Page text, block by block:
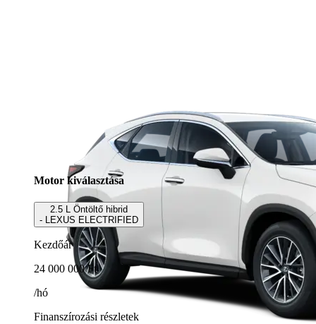
Motor kiválasztása
2.5 L Öntöltő hibrid
- LEXUS ELECTRIFIED
Kezdőár
24 000 000 Ft
/hó
Finanszírozási részletek